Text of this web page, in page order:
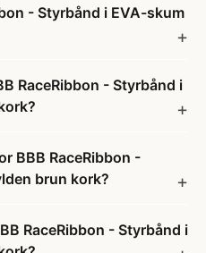
- Styrbånd i EVA-skum
RaceRibbon - Styrbånd i
BBB RaceRibbon -
brun kork?
RaceRibbon - Styrbånd i